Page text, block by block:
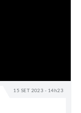
15 SET 2023 - 14h23